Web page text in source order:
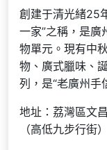
創建于清光緒25
一家”之稱，是
物單元。現有中
物、廣式臘味、
列，是“老廣州手
地址：荔灣區文
（高低九步行街）